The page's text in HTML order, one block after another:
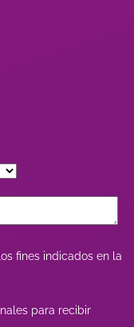
fines indicados en la
para recibir